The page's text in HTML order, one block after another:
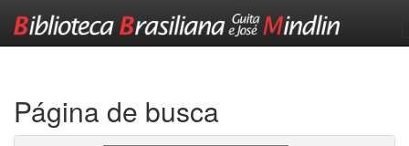
Página de busca